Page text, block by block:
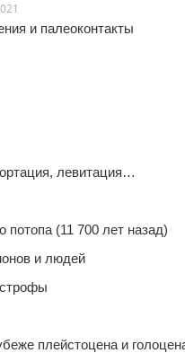
и палеоконтакты
левитация…
потопа (11 700 лет назад)
и людей
плейстоцена и